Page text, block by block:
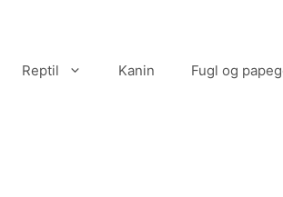
Reptil Kanin Fugl og